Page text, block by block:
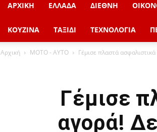
ΑΡΧΙΚΗ ΕΛΛΑΔΑ ΔΙΕΘΝΗ
ΚΟΥΖΙΝΑ ΤΑΞΙΔΙ ΤΕΧΝΟΛΟΓΙΑ
Αρχική ΜOTO - AYTO Γέμισε πλαστά
Γέμισε
αγορά!